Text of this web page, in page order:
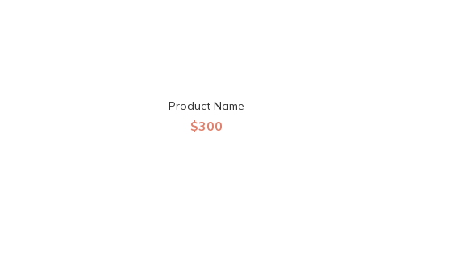
Product Name
$300